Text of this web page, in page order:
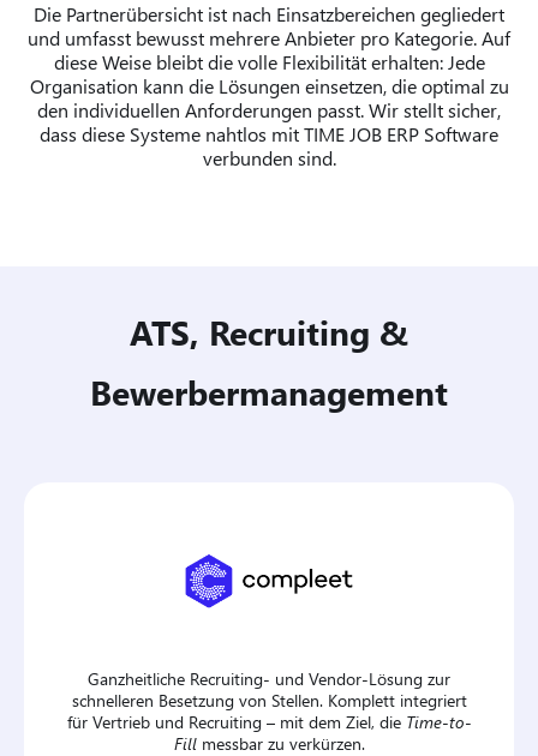
Die Partnerübersicht ist nach Einsatzbereichen gegliedert
und umfasst bewusst mehrere Anbieter pro Kategorie. Auf
diese Weise bleibt die volle Flexibilität erhalten: Jede
Organisation kann die Lösungen einsetzen, die optimal zu
den individuellen Anforderungen passt. Wir stellt sicher,
dass diese Systeme nahtlos mit TIME JOB ERP Software
verbunden sind.
ATS, Recruiting &
Bewerbermanagement
Ganzheitliche Recruiting- und Vendor-Lösung zur
schnelleren Besetzung von Stellen. Komplett integriert
für Vertrieb und Recruiting – mit dem Ziel, die Time-to-
Fillmessbar zu verkürzen.